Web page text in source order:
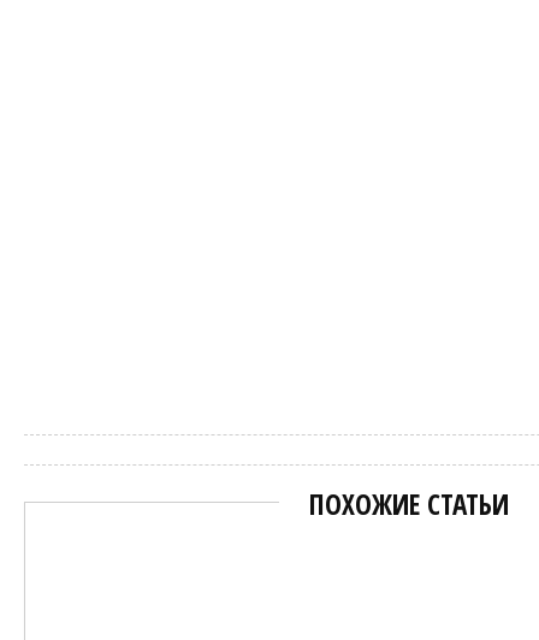
ПОХОЖИЕ СТАТЬИ